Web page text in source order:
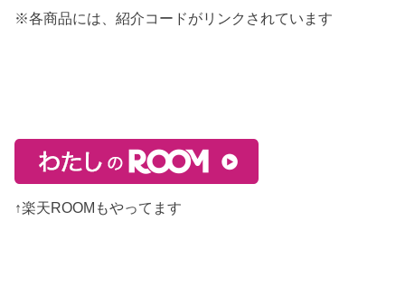
※各商品には、紹介コードがリンクされています
↑楽天ROOMもやってます